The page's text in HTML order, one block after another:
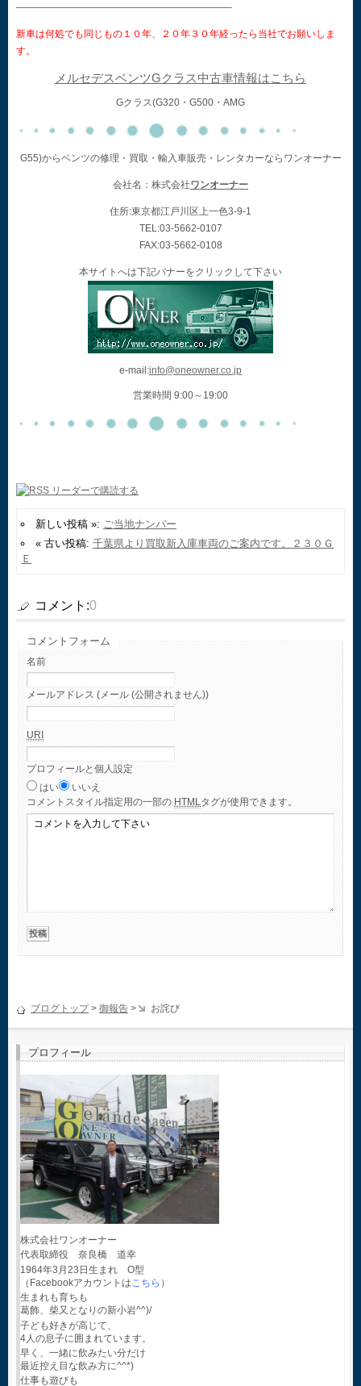
——————————————————————-
新車は何処でも同じもの１０年、２０年３０年経ったら当社でお願いしま
す。
メルセデスベンツGクラス中古車情報はこちら
Gクラス(G320・G500・AMG
G55)からベンツの修理・買取・輸入車販売・レンタカーならワンオーナー
会社名：株式会社ワンオーナー
住所:東京都江戸川区上一色3-9-1
TEL:03-5662-0107
FAX:03-5662-0108
本サイトへは下記バナーをクリックして下さい
e-mail:info@oneowner.co.jp
営業時間 9:00～19:00
新しい投稿 »: ご当地ナンバー
« 古い投稿: 千葉県より買取新入庫車両のご案内です。２３０Ｇ
Ｅ
コメント:0
コメントフォーム
名前
メールアドレス (メール (公開されません))
URI
プロフィールと個人設定
はい
いいえ
コメント スタイル指定用の一部の HTMLタグが使用できます。
ブログトップ> 御報告 > お詫び
プロフィール
株式会社ワンオーナー
代表取締役 奈良橋 道幸
1964年3月23日生まれ O型
（Facebookアカウントはこちら ）
生まれも育ちも
葛飾、柴又となりの新小岩^^)/
子ども好きが高じて、
4人の息子に囲まれています。
早く、一緒に飲みたい分だけ
最近控え目な飲み方に^^*)
仕事も遊びも